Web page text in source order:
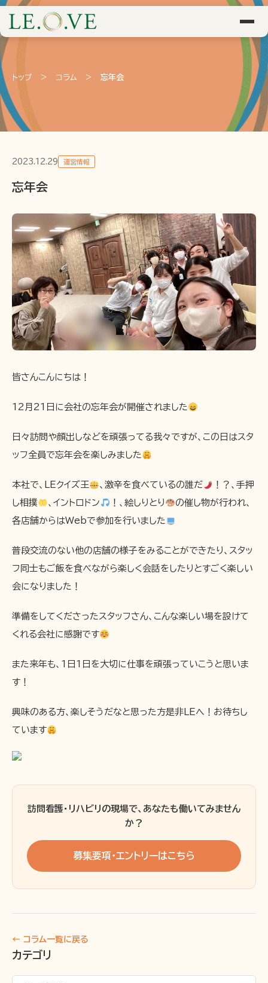
トップ > コラム > 忘年会
2023.12.29 運営情報
忘年会
皆さんこんにちは！
12月21日に会社の忘年会が開催されました
日々訪問や顔出しなどを頑張ってる我々ですが、この日はスタ
ッフ全員で忘年会を楽しみました
本社で、LEクイズ王 、激辛を食べているの誰だ
！？、手押
し相撲
、イントロドン ！、絵しりとり
の催し物が行われ、
各店舗からはWebで参加を行いました
普段交流のない他の店舗の様子をみることができたり、スタッ
フ同士もご飯を食べながら楽しく会話をしたりとすごく楽しい
会になりました！
準備をしてくださったスタッフさん、こんな楽しい場を設けて
くれる会社に感謝です
また来年も、1日1日を大切に仕事を頑張っていこうと思いま
す！
興味のある方、楽しそうだなと思った方是非LEへ！お待ちし
ています
訪問看護・リハビリの現場で、あなたも働いてみません
か？
募集要項・エントリーはこちら
← コラム一覧に戻る
カテゴリ